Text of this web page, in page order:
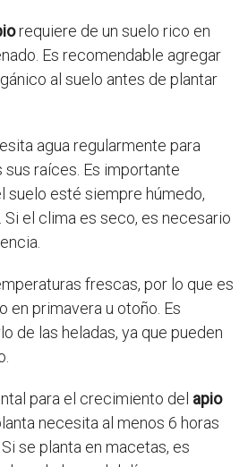
requiere de un suelo rico en
Es recomendable agregar
al suelo antes de plantar
agua regularmente para
raíces. Es importante
suelo esté siempre húmedo,
el clima es seco, es necesario
frescas, por lo que es
en primavera u otoño. Es
de las heladas, ya que pueden
para el crecimiento del apio
necesita al menos 6 horas
se planta en macetas, es